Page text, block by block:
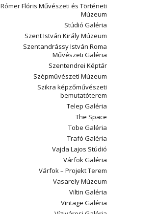
Rómer Flóris Művészeti és Történeti
Múzeum
Stúdió Galéria
Szent István Király Múzeum
Szentandrássy István Roma
Művészeti Galéria
Szentendrei Képtár
Szépművészeti Múzeum
Szikra képzőművészeti
bemutatóterem
Telep Galéria
The Space
Tobe Galéria
Trafó Galéria
Vajda Lajos Stúdió
Várfok Galéria
Várfok – Projekt Terem
Vasarely Múzeum
Viltin Galéria
Vintage Galéria